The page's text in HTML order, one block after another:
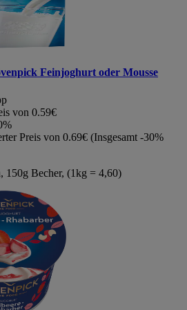
Feinjoghurt oder Mousse
von 0.59€
Preis von 0.69€ (Insgesamt -30%
150g Becher, (1kg = 4,60)